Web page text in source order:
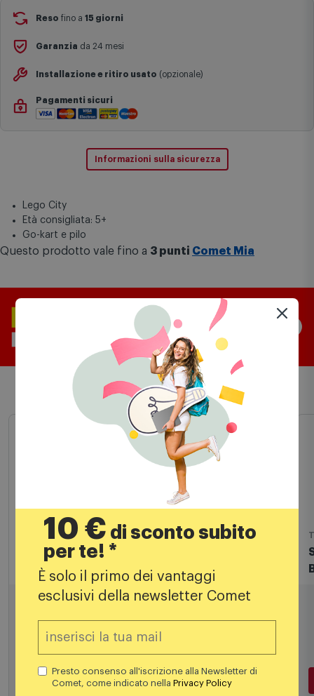
Reso fino a 15 giorni
Garanzia da 24 mesi
Installazione e ritiro usato (opzionale)
Pagamenti sicuri
Informazioni sulla sicurezza
Lego City
Età consigliata: 5+
Go-kart e pilo
Questo prodotto vale fino a 3 punti Comet Mia
Prodotti simili
Lego® Space Shuttle - 31134
10,99€
Aggiungi al carrello
10 € di sconto subito
per te! *
È solo il primo dei vantaggi
esclusivi della newsletter Comet
Presto consenso all'iscrizione alla Newsletter di
Comet, come indicato nellaPrivacy Policy